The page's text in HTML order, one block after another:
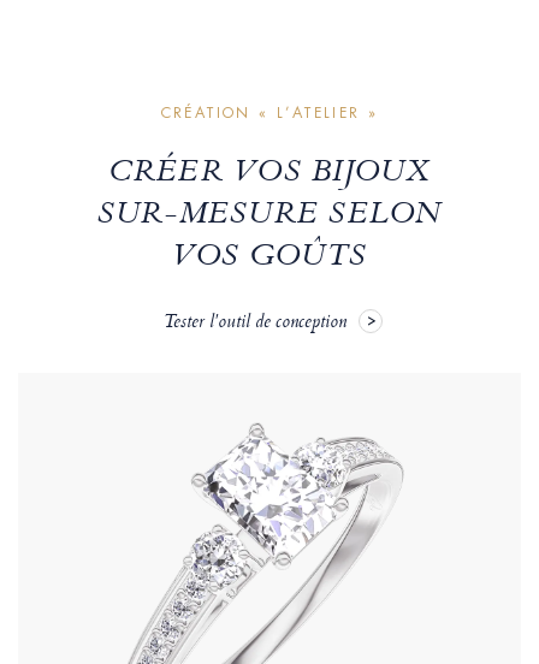
CRÉATION « L’ATELIER »
CRÉER VOS BIJOUX
SUR-MESURE SELON
VOS GOÛTS
Tester l'outil de conception